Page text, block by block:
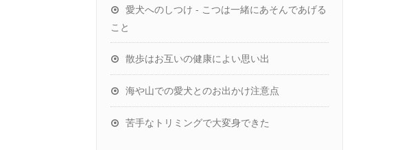
愛犬へのしつけ - こつは一緒にあそんであげる
こと
散歩はお互いの健康によい思い出
海や山での愛犬とのお出かけ注意点
苦手なトリミングで大変身できた